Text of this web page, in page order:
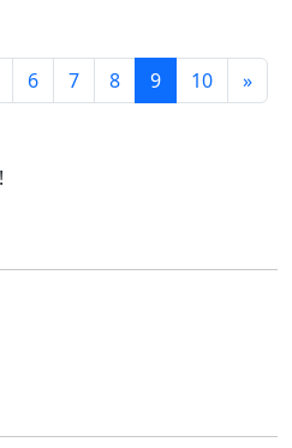
6 7 8 9 10 »